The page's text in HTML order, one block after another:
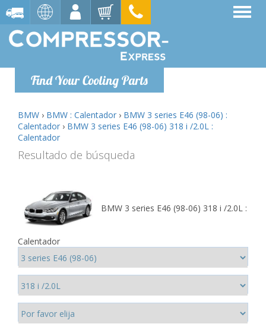
Find Your Cooling Parts
BMW › BMW : Calentador › BMW 3 series E46 (98-06) :
Calentador › BMW 3 series E46 (98-06) 318 i /2.0L :
Calentador
Resultado de búsqueda
BMW 3 series E46 (98-06) 318 i /2.0L :
Calentador